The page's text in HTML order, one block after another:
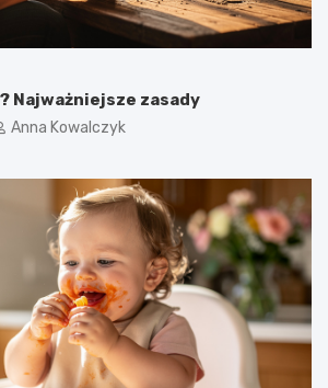
Najważniejsze zasady
Anna Kowalczyk